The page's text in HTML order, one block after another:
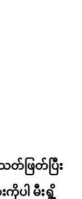
တ်ဖြတ်ပြီး
ပါ မီးရှို့